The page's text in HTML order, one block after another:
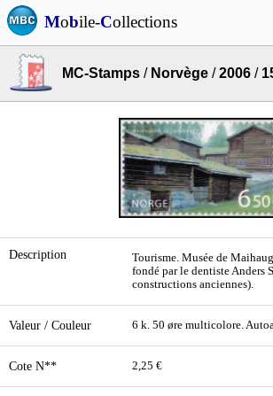
Mobile-Collections
MC-Stamps / Norvège /2006 /
Description
Tourisme. Musée de
fondé par le dentiste Anders
constructions anciennes).
Valeur / Couleur 6 k. 50 øre multicolore.
Cote N** 2,25 €